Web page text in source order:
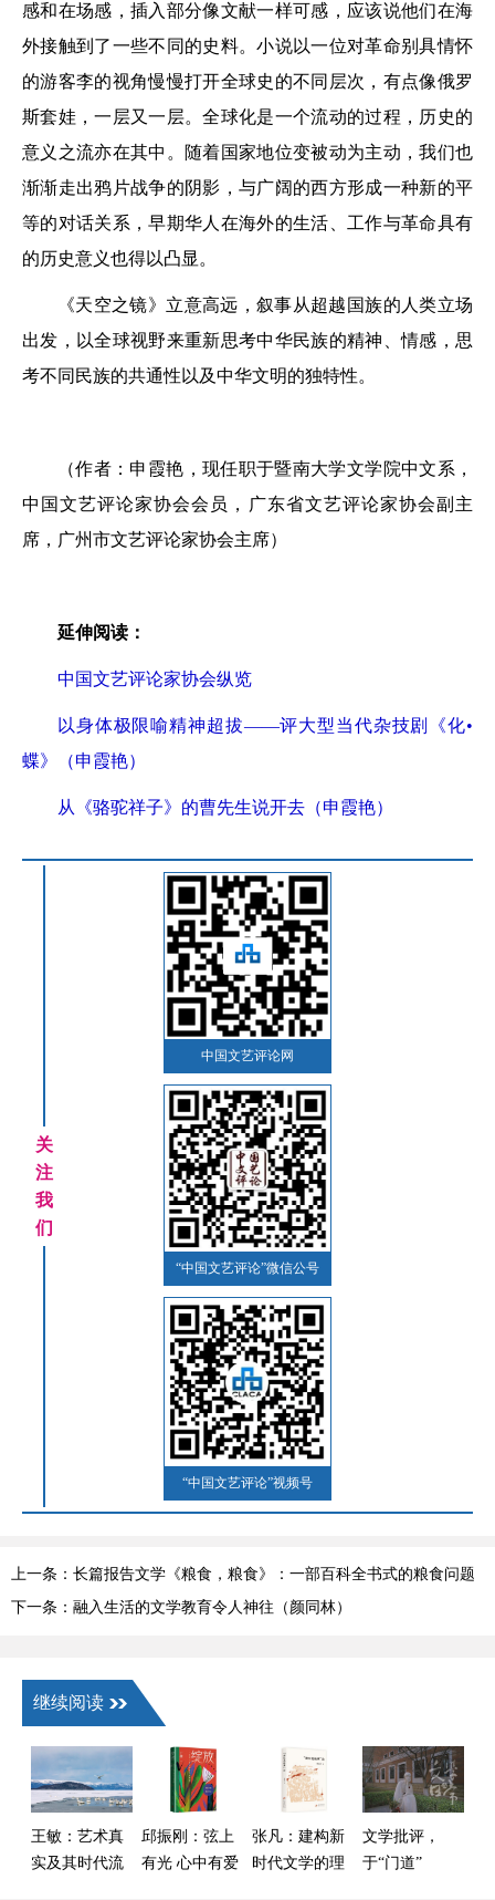
感和在场感，插入部分像文献一样可感，应该说他们在海
外接触到了一些不同的史料。小说以一位对革命别具情怀
的游客李的视角慢慢打开全球史的不同层次，有点像俄罗
斯套娃，一层又一层。全球化是一个流动的过程，历史的
意义之流亦在其中。随着国家地位变被动为主动，我们也
渐渐走出鸦片战争的阴影，与广阔的西方形成一种新的平
等的对话关系，早期华人在海外的生活、工作与革命具有
的历史意义也得以凸显。
《天空之镜》立意高远，叙事从超越国族的人类立场
出发，以全球视野来重新思考中华民族的精神、情感，思
考不同民族的共通性以及中华文明的独特性。
（作者：申霞艳，现任职于暨南大学文学院中文系，
中国文艺评论家协会会员，广东省文艺评论家协会副主
席，广州市文艺评论家协会主席）
延伸阅读：
中国文艺评论家协会纵览
以身体极限喻精神超拔——评大型当代杂技剧《化•
蝶》（申霞艳）
从《骆驼祥子》的曹先生说开去（申霞艳）
关
注
我
们
中国文艺评论网
“中国文艺评论”微信公号
“中国文艺评论”视频号
上一条：长篇报告文学《粮食，粮食》：一部百科全书式的粮食问题
文学报告
下一条：融入生活的文学教育令人神往（颜同林）
继续阅读
王敏：艺术真
实及其时代流
邱振刚：弦上
有光 心中有爱
张凡：建构新
时代文学的理
文学批评，
于“门道”